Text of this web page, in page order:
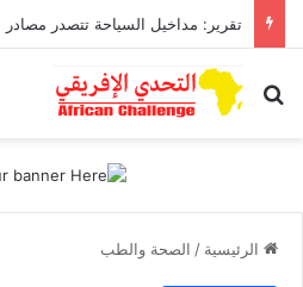
بحث عن
الرئيسية / الصحة والطب